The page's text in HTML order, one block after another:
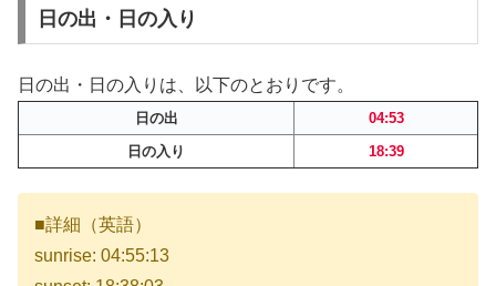
日の出・日の入り
日の出・日の入りは、以下のとおりです。
日の出
04:53
日の入り
18:39
■詳細（英語）
sunrise: 04:55:13